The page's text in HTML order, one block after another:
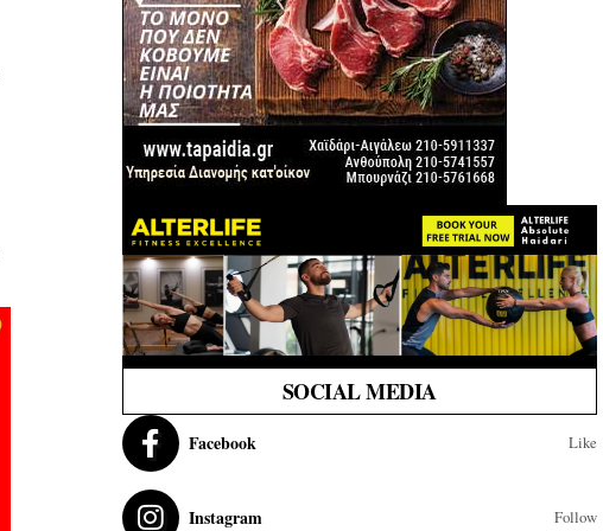
SOCIAL MEDIA
Facebook Like
Instagram Follow